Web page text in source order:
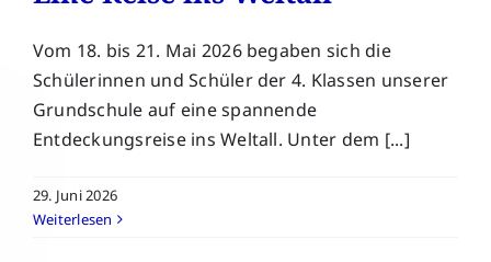
Vom 18. bis 21. Mai 2026 begaben sich die
Schülerinnen und Schüler der 4. Klassen unserer
Grundschule auf eine spannende
Entdeckungsreise ins Weltall. Unter dem [...]
29. Juni 2026
Weiterlesen